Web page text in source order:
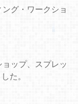
グ・ワークショ
ップ、スプレッ
た。